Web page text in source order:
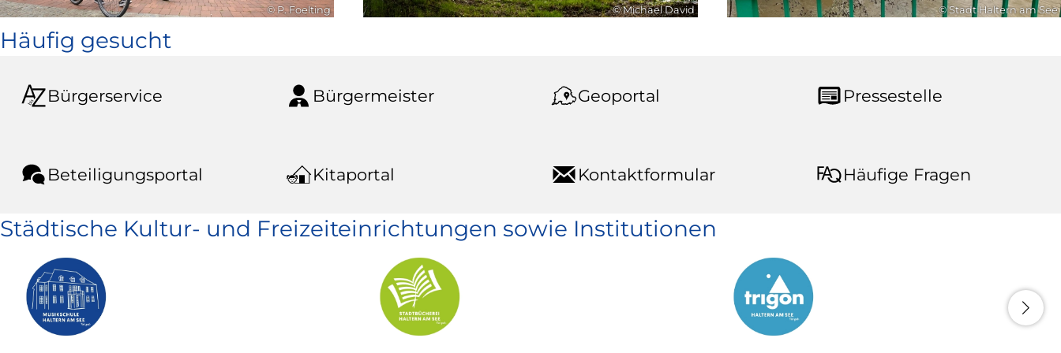
© P. Foelting © Michael David © Stadt Haltern am See
Häufig gesucht
Bürgerservice Bürgermeister Geoportal Pressestelle
Beteiligungsportal Kitaportal Kontaktformular Häufige Fragen
Städtische Kultur- und Freizeiteinrichtungen sowie Institutionen